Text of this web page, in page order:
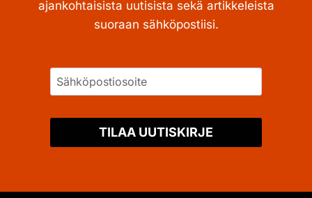
ajankohtaisista uutisista sekä artikkeleista
suoraan sähköpostiisi.
TILAA UUTISKIRJE